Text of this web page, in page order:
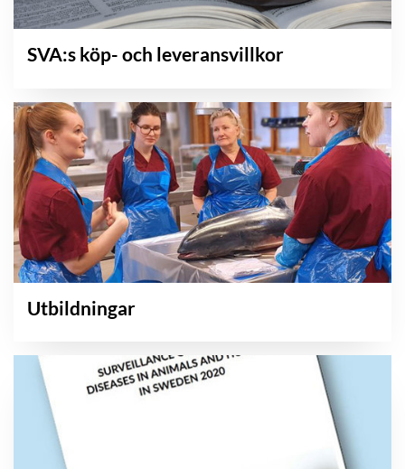
SVA:s köp- och leveransvillkor
Utbildningar